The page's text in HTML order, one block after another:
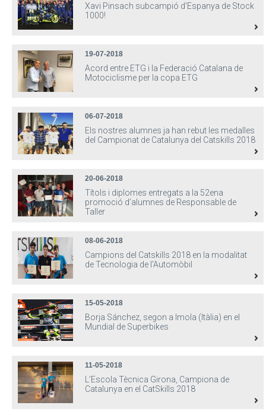
Xavi Pinsach subcampió d'Espanya de Stock
1000!
19-07-2018
Acord entre ETG i la Federació Catalana de
Motociclisme per la copa ETG
06-07-2018
Els nostres alumnes ja han rebut les medalles
del Campionat de Catalunya del Catskills 2018
20-06-2018
Títols i diplomes entregats a la 52ena
promoció d’alumnes de Responsable de
Taller
08-06-2018
Campions del Catskills 2018 en la modalitat
de Tecnologia de l'Automòbil
15-05-2018
Borja Sánchez, segon a Imola (Itàlia) en el
Mundial de Superbikes
11-05-2018
L’Escola Tècnica Girona, Campiona de
Catalunya en el CatSkills 2018